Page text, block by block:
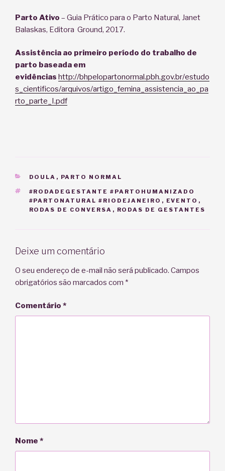
Parto Ativo – Guia Prático para o Parto Natural, Janet
Balaskas, Editora Ground, 2017.
Assistência ao primeiro período do trabalho de
parto baseada em
evidências http://bhpelopartonormal.pbh.gov.br/estudo
s_cientificos/arquivos/artigo_femina_assistencia_ao_pa
rto_parte_I.pdf
CATEGORIAS
DOULA , PARTO NORMAL
TAGS
#RODADEGESTANTE #PARTOHUMANIZADO
#PARTONATURAL #RIODEJANEIRO , EVENTO ,
RODAS DE CONVERSA , RODAS DE GESTANTES
Deixe um comentário
O seu endereço de e-mail não será publicado. Campos
obrigatórios são marcados com *
Comentário *
Nome *